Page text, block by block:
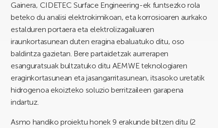
Gainera, CIDETEC Surface Engineering-ek funtsezko rola
beteko du analisi elektrokimikoan, eta korrosioaren aurkako
estalduren portaera eta elektrolizagailuaren
iraunkortasunean duten eragina ebaluatuko ditu, oso
baldintza gazietan. Bere partaidetzak aurrerapen
esanguratsuak bultzatuko ditu AEMWE teknologiaren
eraginkortasunean eta jasangarritasunean, itsasoko uretatik
hidrogenoa ekoizteko soluzio berritzaileen garapena
indartuz.
Asmo handiko proiektu honek 9 erakunde biltzen ditu (2